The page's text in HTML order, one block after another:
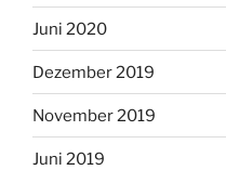
Juni 2020
Dezember 2019
November 2019
Juni 2019